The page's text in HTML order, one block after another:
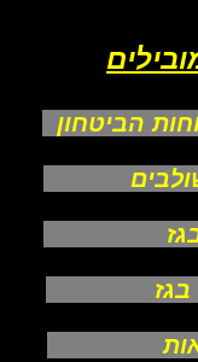
הביטחון
בגז
בגז